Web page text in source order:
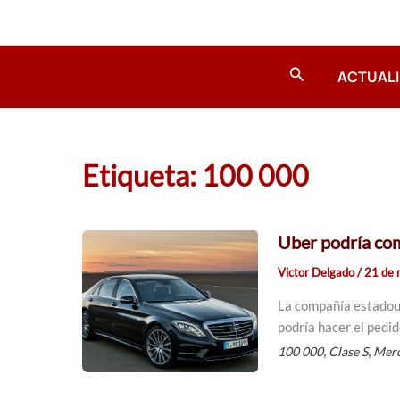
Buscar
Etiqueta: 100 000
Uber podría
Victor Delgado/21 de
La compañía
podría hacer el
100 000, Clase S,